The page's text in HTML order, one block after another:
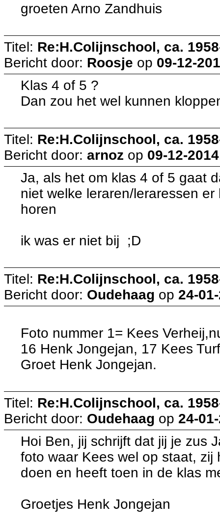
groeten Arno Zandhuis
Titel: Re:H.Colijnschool, ca.
Bericht door: Roosje op 09-12-
Klas 4 of 5 ?
Dan zou het wel kunnen
Titel: Re:H.Colijnschool, ca.
Bericht door: arnoz op 09-12-
Ja, als het om klas 4 of 5 gaat
niet welke leraren/leraressen
horen
ik was er niet bij ;D
Titel: Re:H.Colijnschool, ca.
Bericht door: Oudehaag op 24-
Foto nummer 1= Kees
16 Henk Jongejan, 17 Kees
Groet Henk Jongejan.
Titel: Re:H.Colijnschool, ca.
Bericht door: Oudehaag op 24-
Hoi Ben, jij schrijft dat jij je zus
foto waar Kees wel op staat,
doen en heeft toen in de klas
Groetjes Henk Jongejan